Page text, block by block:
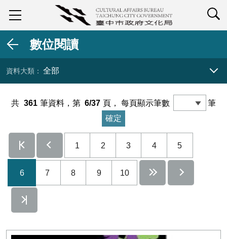
數位閱讀
全部
共 361 筆資料，第 6/37 頁，每頁顯示筆數 筆
1 2 3 4 5
6 7 8 9 10